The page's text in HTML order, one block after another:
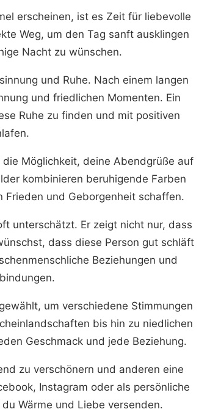
erscheinen, ist es Zeit für liebevolle
Weg, um den Tag sanft ausklingen
Nacht zu wünschen.
und Ruhe. Nach einem langen
und friedlichen Momenten. Ein
Ruhe zu finden und mit positiven
Möglichkeit, deine Abendgrüße auf
kombinieren beruhigende Farben
Frieden und Geborgenheit schaffen.
unterschätzt. Er zeigt nicht nur, dass
dass diese Person gut schläft
Beziehungen und
um verschiedene Stimmungen
bis hin zu niedlichen
Geschmack und jede Beziehung.
zu verschönern und anderen eine
Instagram oder als persönliche
Wärme und Liebe versenden.